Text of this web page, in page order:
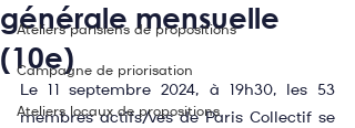
Ateliers parisiens de propositions
Campagne de priorisation
Ateliers locaux de propositions
générale mensuelle
(10e)
Le 11 septembre 2024, à 19h30, les 53
membres actifs/ves de Paris Collectif se